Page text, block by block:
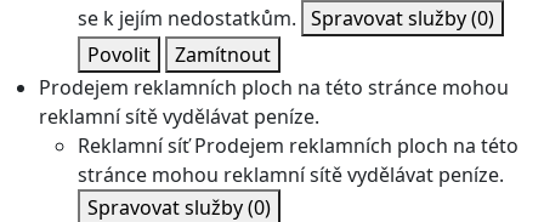
se k jejím nedostatkům. Spravovat služby(0)
Povolit
Zamítnout
Prodejem reklamních ploch na této stránce mohou
reklamní sítě vydělávat peníze.
Reklamní síť Prodejem reklamních ploch na této
stránce mohou reklamní sítě vydělávat peníze.
Spravovat služby(0)